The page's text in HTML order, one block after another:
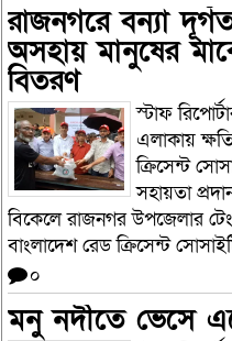
রাজনগরে বন্যা
অসহায় মানুষের
বিতরণ
স্টাফ
এলাকায়
ক্রিসেন্ট
সহায়তা
বিকেলে রাজনগর উপজেলার
বাংলাদেশ রেড ক্রিসেন্ট
০
মনু নদীতে ভেসে